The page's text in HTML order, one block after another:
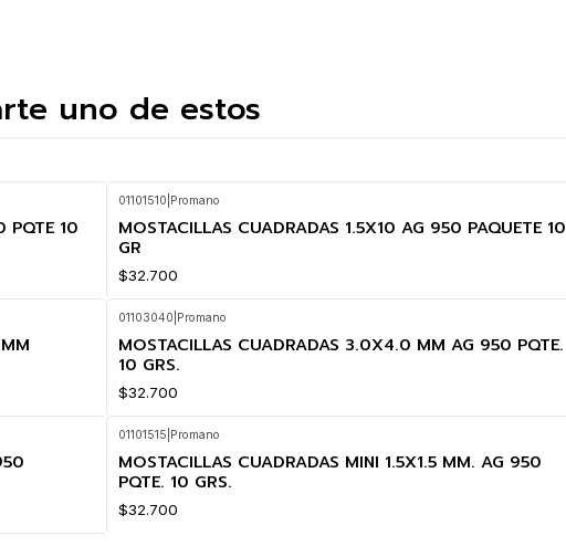
uno de estos
PQTE 10
01101510 Promano
MOSTACILLAS CUADRADAS 1.5X10 AG 950 PAQUETE 10
GR
$32.700
01103040 Promano
MOSTACILLAS CUADRADAS 3.0X4.0 MM AG 950 PQTE.
10 GRS.
$32.700
01101515 Promano
MOSTACILLAS CUADRADAS MINI 1.5X1.5 MM. AG 950
PQTE. 10 GRS.
$32.700